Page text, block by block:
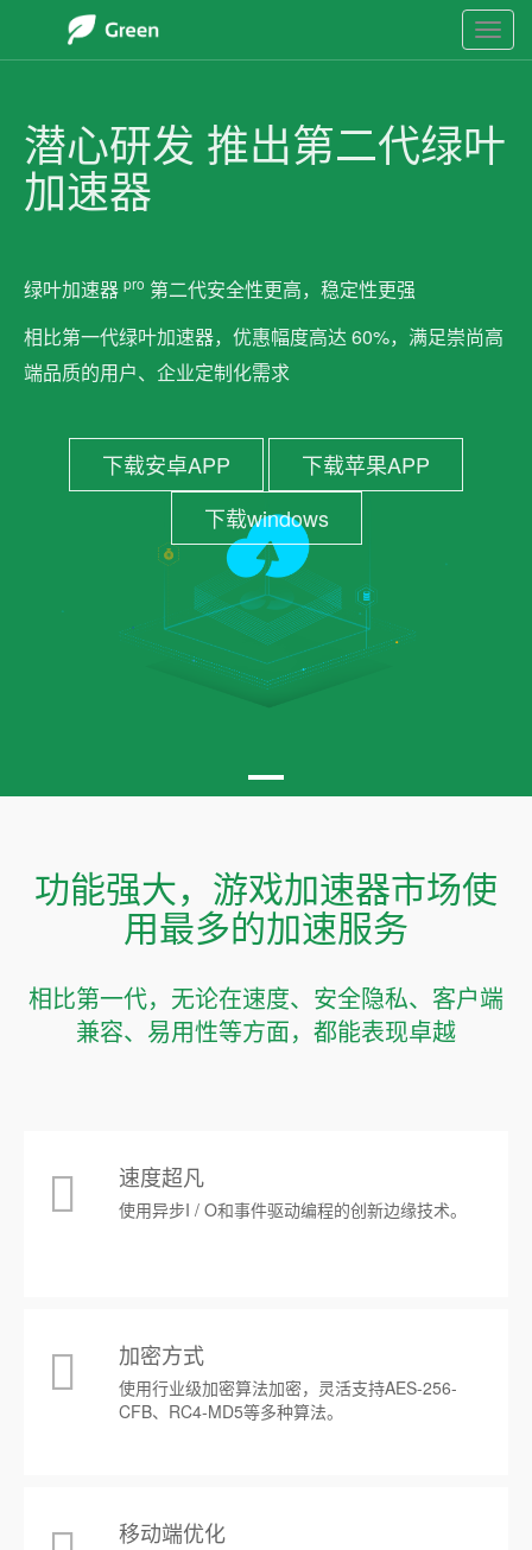
显
示
潜心研发 推出第二代绿叶
加速器
绿叶加速器 pro 第二代安全性更高，稳定性更强
相比第一代绿叶加速器，优惠幅度高达 60%，满足崇尚高
端品质的用户、企业定制化需求
下载安卓APP
下载苹果APP
下载windows
功能强大，游戏加速器市场使
用最多的加速服务
相比第一代，无论在速度、安全隐私、客户端
兼容、易用性等方面，都能表现卓越
速度超凡
使用异步I / O和事件驱动编程的创新边缘技术。
加密方式
使用行业级加密算法加密，灵活支持AES-256-
CFB、RC4-MD5等多种算法。
移动端优化